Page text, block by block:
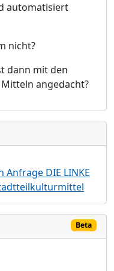
automatisiert
nicht?
dann mit den
angedacht?
DIE LINKE
Beta